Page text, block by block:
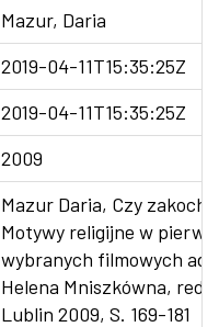
Mazur, Daria
2019-04-11T15:35:25Z
2019-04-11T15:35:25Z
2009
Mazur Daria, Czy
Motywy religijne w
wybranych filmowych
Helena Mniszkówna,
Lublin 2009, S. 169-181